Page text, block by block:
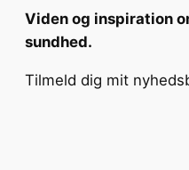
Viden og inspiration
sundhed.
Tilmeld dig mit